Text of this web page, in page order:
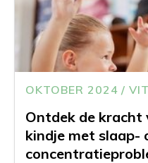
OKTOBER 2024 /
Ontdek de kracht
kindje met slaap-